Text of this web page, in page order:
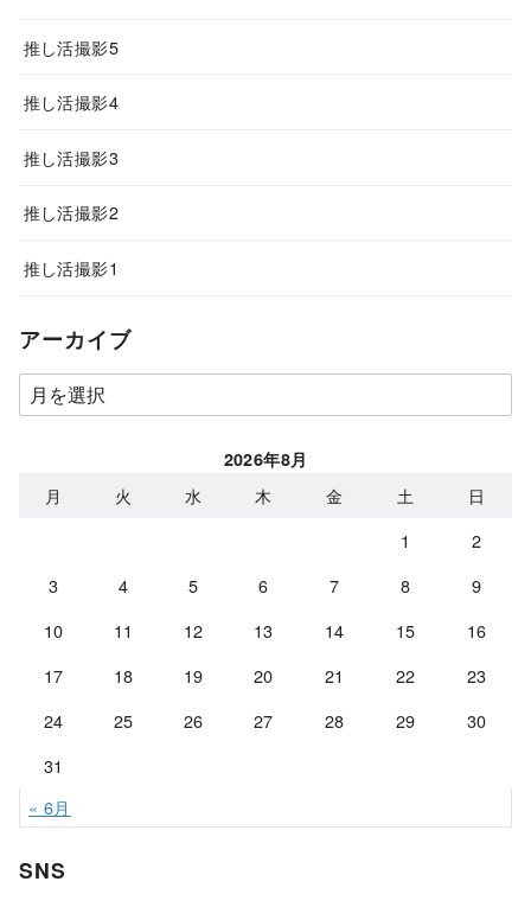
推し活撮影5
推し活撮影4
推し活撮影3
推し活撮影2
推し活撮影1
アーカイブ
ア
ー
2026年8月
月 火 水 木 金 土
日
1
2
3
4 5 6 7 8
9
10
11 12 13 14 15
16
17
18 19 20 21 22
23
24
25 26 27 28 29
30
31
« 6月
SNS